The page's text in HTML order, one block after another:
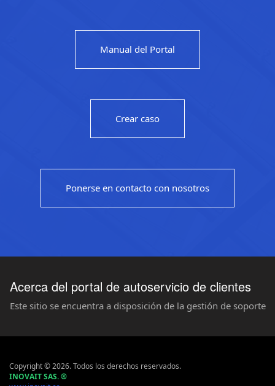
Manual del Portal
Crear caso
Ponerse en contacto con nosotros
Acerca del portal de autoservicio de clientes
Este sitio se encuentra a disposición de la gestión de soporte
Copyright © 2026. Todos los derechos reservados.
INOVAIT SAS.®